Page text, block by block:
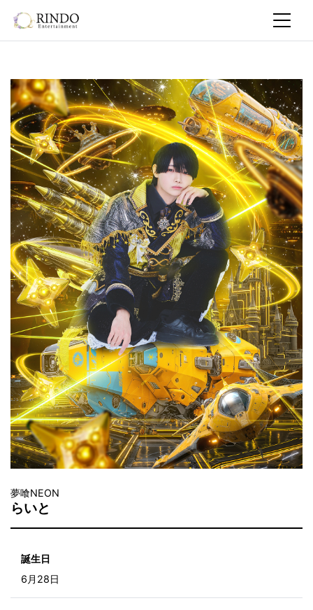
夢喰NEON
らいと
誕生日
6月28日